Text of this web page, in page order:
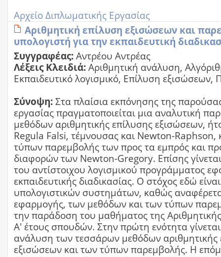
Αρχείο Διπλωματικής Εργασίας
Αριθμητική επίλυση εξισώσεων και
υπολογιστή για την εκπαιδευτική
Συγγραφέας:Αντρέου Αντρέας
Λέξεις Κλειδιά:Αριθμητική ανάλυση,
Εκπαιδευτικό λογισμικό, Επίλυση εξισώσεων,
Σύνοψη:Στα πλαίσια εκπόνησης της
εργασίας πραγματοποιείται μια αναλυτική
μεθόδων αριθμητικής επίλυσης εξισώσεων,
Regula Falsi, τέμνουσας και Newton-Raphson,
τύπων παρεμβολής των προς τα εμπρός και
διαφορών των Newton-Gregory. Επίσης
του αντίστοιχου λογισμικού προγράμματος
εκπαιδευτικής διαδικασίας. Ο στόχος εδώ
υπολογιστικών συστημάτων, καθώς
εφαρμογής, των μεθόδων και των τύπων
την παράδοση του μαθήματος της
Α' έτους σπουδών. Στην πρώτη ενότητα
ανάλυση των τεσσάρων μεθόδων αριθμητικής
εξισώσεων και των τύπων παρεμβολής. Η